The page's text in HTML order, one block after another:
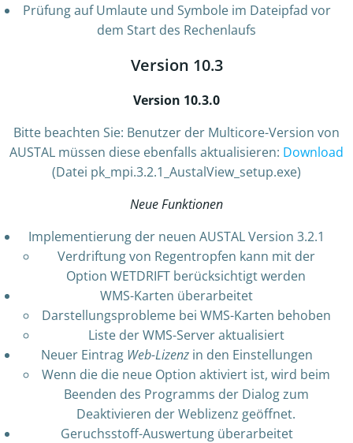
Prüfung auf Umlaute und Symbole im Dateipfad vor
dem Start des Rechenlaufs
Version 10.3
Version 10.3.0
Bitte beachten Sie: Benutzer der Multicore-Version von
AUSTAL müssen diese ebenfalls aktualisieren: Download
(Datei pk_mpi.3.2.1_AustalView_setup.exe)
Neue Funktionen
Implementierung der neuen AUSTAL Version 3.2.1
Verdriftung von Regentropfen kann mit der
Option WETDRIFT berücksichtigt werden
WMS-Karten überarbeitet
Darstellungsprobleme bei WMS-Karten behoben
Liste der WMS-Server aktualisiert
Neuer Eintrag Web-Lizenzin den Einstellungen
Wenn die die neue Option aktiviert ist, wird beim
Beenden des Programms der Dialog zum
Deaktivieren der Weblizenz geöffnet.
Geruchsstoff-Auswertung überarbeitet